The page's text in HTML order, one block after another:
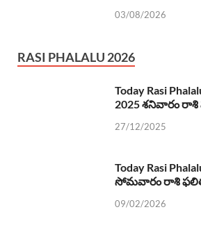
03/08/2026
RASI PHALALU 2026
Today Rasi
2025 శనివారం
27/12/2025
Today Rasi
సోమవారం రాశి
09/02/2026